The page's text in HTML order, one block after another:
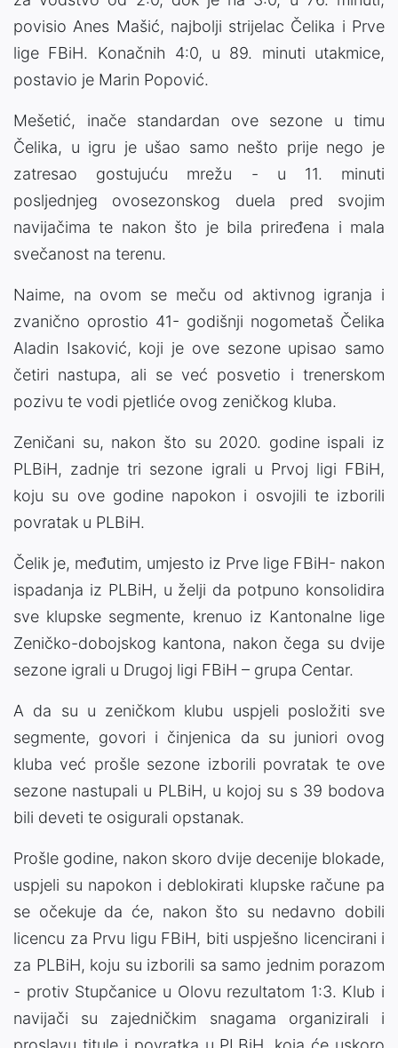
povisio Anes Mašić, najbolji strijelac Čelika i Prve
lige FBiH. Konačnih 4:0, u 89. minuti utakmice,
postavio je Marin Popović.
Mešetić, inače standardan ove sezone u timu
Čelika, u igru je ušao samo nešto prije nego je
zatresao gostujuću mrežu - u 11. minuti
posljednjeg ovosezonskog duela pred svojim
navijačima te nakon što je bila priređena i mala
svečanost na terenu.
Naime, na ovom se meču od aktivnog igranja i
zvanično oprostio 41- godišnji nogometaš Čelika
Aladin Isaković, koji je ove sezone upisao samo
četiri nastupa, ali se već posvetio i trenerskom
pozivu te vodi pjetliće ovog zeničkog kluba.
Zeničani su, nakon što su 2020. godine ispali iz
PLBiH, zadnje tri sezone igrali u Prvoj ligi FBiH,
koju su ove godine napokon i osvojili te izborili
povratak u PLBiH.
Čelik je, međutim, umjesto iz Prve lige FBiH- nakon
ispadanja iz PLBiH, u želji da potpuno konsolidira
sve klupske segmente, krenuo iz Kantonalne lige
Zeničko-dobojskog kantona, nakon čega su dvije
sezone igrali u Drugoj ligi FBiH – grupa Centar.
A da su u zeničkom klubu uspjeli posložiti sve
segmente, govori i činjenica da su juniori ovog
kluba već prošle sezone izborili povratak te ove
sezone nastupali u PLBiH, u kojoj su s 39 bodova
bili deveti te osigurali opstanak.
Prošle godine, nakon skoro dvije decenije blokade,
uspjeli su napokon i deblokirati klupske račune pa
se očekuje da će, nakon što su nedavno dobili
licencu za Prvu ligu FBiH, biti uspješno licencirani i
za PLBiH, koju su izborili sa samo jednim porazom
- protiv Stupčanice u Olovu rezultatom 1:3. Klub i
navijači su zajedničkim snagama organizirali i